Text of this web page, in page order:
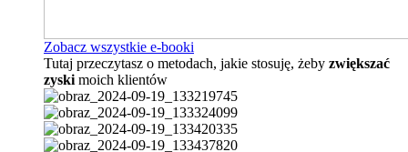
Zobacz wszystkie e-booki
Tutaj przeczytasz o metodach, jakie stosuję, żeby zwiększać
zyski moich klientów